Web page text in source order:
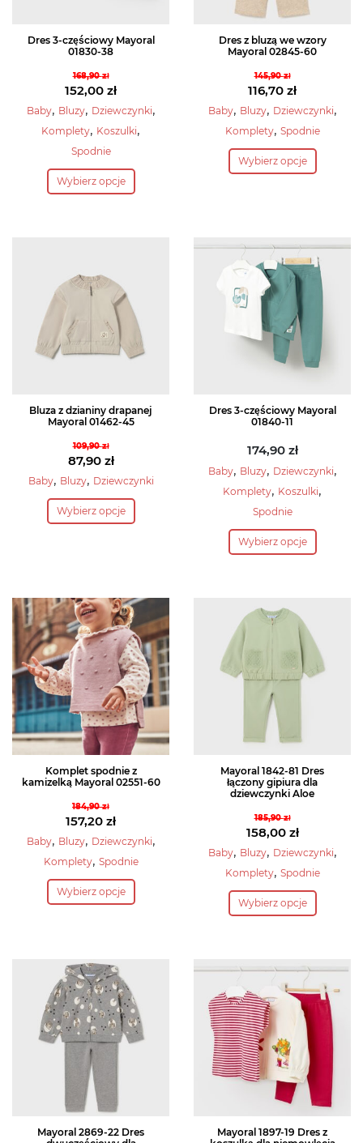
Dres 3-częściowy Mayoral
01830-38
168,90zł
Pierwotna
cena
wynosiła:
168,90 zł.
152,00 zł
Aktualna
cena
wynosi:
Baby, Bluzy, Dziewczynki,
Komplety, Koszulki,
Spodnie
Wybierz opcje
Ten
produkt
Opcje
można
wybrać
na
stronie
Dres z bluzą we wzory
Mayoral 02845-60
145,90zł
Pierwotna
cena
wynosiła:
116,70 zł
Aktualna
cena
116,70 zł.
Baby, Bluzy, Dziewczynki,
Komplety, Spodnie
Wybierz opcje
Ten
produkt
Opcje
można
wybrać
stronie
produktu
Bluza z dzianiny drapanej
Mayoral 01462-45
109,90zł
Pierwotna
cena
wynosiła:
109,90 zł.
87,90 zł
Aktualna
cena
wynosi:
Baby, Bluzy, Dziewczynki
Wybierz opcje
Ten
produkt
Opcje
można
wybrać
na
stronie
produktu
Dres 3-częściowy Mayoral
01840-11
174,90 zł
Baby, Bluzy, Dziewczynki,
Komplety, Koszulki,
Spodnie
Wybierz opcje
Ten
produkt
wariantów.
Opcje
można
wybrać
na
stronie
produktu
Komplet spodnie z
kamizelką Mayoral 02551-60
184,90zł
Pierwotna
cena
wynosiła:
157,20 zł
Aktualna
cena
157,20 zł.
Baby, Bluzy, Dziewczynki,
Komplety, Spodnie
Wybierz opcje
Ten
produkt
wariantów.
Opcje
można
wybrać
na
stronie
produktu
Mayoral 1842-81 Dres
łączony gipiura dla
dziewczynki Aloe
185,90zł
Pierwotna
cena
wynosiła:
158,00 zł
Aktualna
cena
158,00 zł.
Baby, Bluzy, Dziewczynki,
Komplety, Spodnie
Wybierz opcje
Ten
produkt
wariantów.
Opcje
można
wybrać
na
stronie
produktu
Mayoral 2869-22 Dres
Mayoral 1897-19 Dres z